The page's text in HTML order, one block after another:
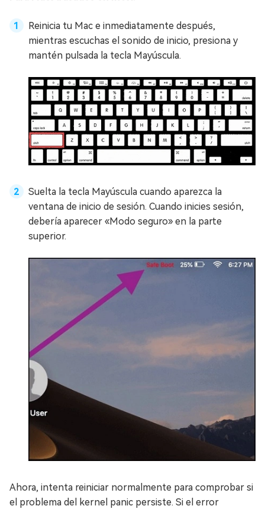
Reinicia tu Mac e inmediatamente después,
mientras escuchas el sonido de inicio, presiona y
mantén pulsada la tecla Mayúscula.
Suelta la tecla Mayúscula cuando aparezca la
ventana de inicio de sesión. Cuando inicies sesión,
debería aparecer «Modo seguro» en la parte
superior.
Ahora, intenta reiniciar normalmente para comprobar si
el problema del kernel panic persiste. Si el error